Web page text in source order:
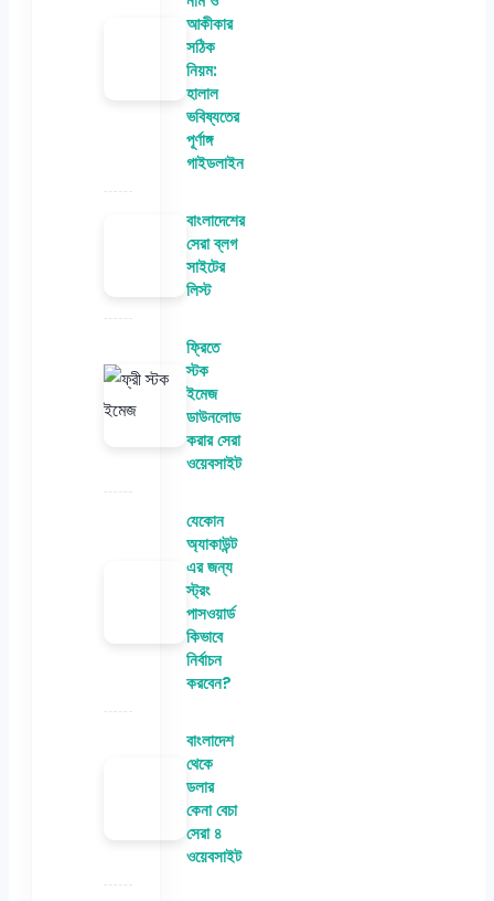
আকীকার
সঠিক
নিয়ম:
হালাল
ভবিষ্যতের
পূর্ণাঙ্গ
গাইডলাইন
বাংলাদেশের
সেরা ব্লগ
সাইটের
লিস্ট
ফ্রিতে
স্টক
ইমেজ
ডাউনলোড
করার সেরা
ওয়েবসাইট
যেকোন
অ্যাকাউন্ট
এর জন্য
স্ট্রং
পাসওয়ার্ড
কিভাবে
নির্বাচন
করবেন?
বাংলাদেশ
থেকে
ডলার
কেনা বেচা
সেরা ৪
ওয়েবসাইট